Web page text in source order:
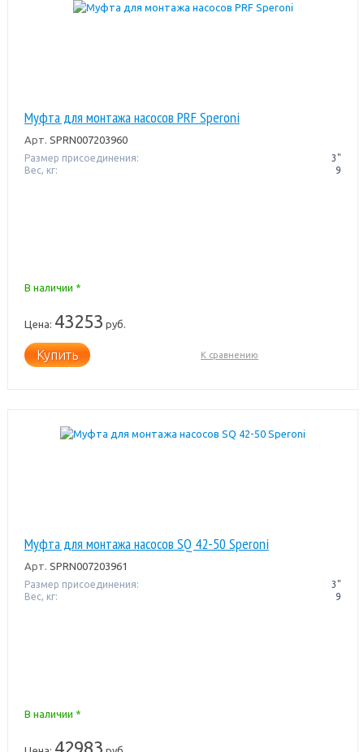
Муфта для монтажа насосов PRF Speroni
Арт. SPRN007203960
Размер присоединения:
3"
Вес, кг:
9
В наличии *
Цена: 43253 руб.
Купить К сравнению
Муфта для монтажа насосов SQ 42-50 Speroni
Арт. SPRN007203961
Размер присоединения:
3"
Вес, кг:
9
В наличии *
42983